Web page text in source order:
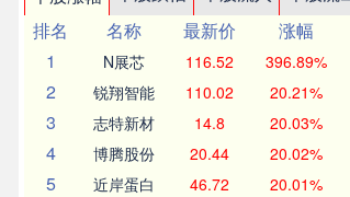
排名
名称 最新价 涨幅
1
N展芯 116.52 396.89%
2 锐翔智能 110.02 20.21%
3 志特新材 14.8 20.03%
4 博腾股份 20.44 20.02%
5 近岸蛋白 46.72 20.01%